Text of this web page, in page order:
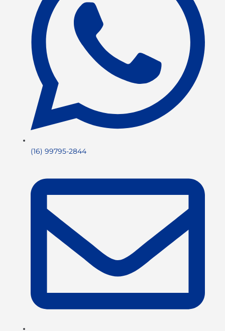
(16) 99795-2844